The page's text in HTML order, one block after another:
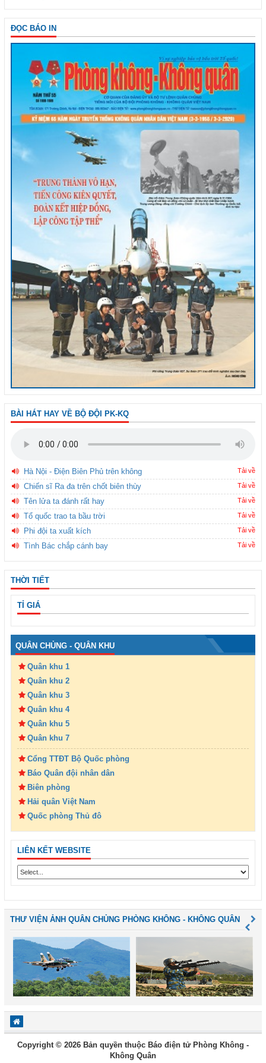
ĐỌC BÁO IN
BÀI HÁT HAY VỀ BỘ ĐỘI PK-KQ
Hà Nội - Điện Biên Phủ trên không Tải về
Chiến sĩ Ra đa trên chốt biên thùy Tải về
Tên lửa ta đánh rất hay Tải về
Tổ quốc trao ta bầu trời Tải về
Phi đội ta xuất kích Tải về
Tình Bác chắp cánh bay Tải về
THỜI TIẾT
TỈ GIÁ
QUÂN CHỦNG - QUÂN KHU
Quân khu 1
Quân khu 2
Quân khu 3
Quân khu 4
Quân khu 5
Quân khu 7
Cổng TTĐT Bộ Quốc phòng
Báo Quân đội nhân dân
Biên phòng
Hải quân Việt Nam
Quốc phòng Thủ đô
LIÊN KẾT WEBSITE
THƯ VIỆN ẢNH QUÂN CHỦNG PHÒNG KHÔNG - KHÔNG QUÂN
Copyright © 2026 Bản quyền thuộc Báo điện tử Phòng Không -
Không Quân